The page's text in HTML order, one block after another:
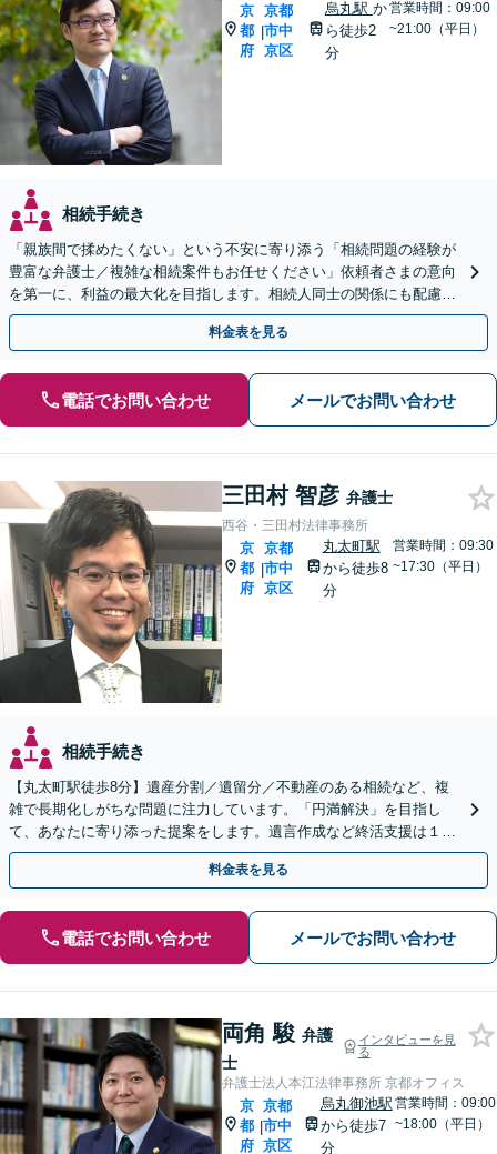
京
都
府
|
京都
市中
京区
烏丸駅 か
ら徒歩2
分
営業時間：09:00
~21:00（平日）
相続手続き
「親族間で揉めたくない」という不安に寄り添う「相続問題の経験が
豊富な弁護士／複雑な相続案件もお任せください」依頼者さまの意向
を第一に、利益の最大化を目指します。相続人同士の関係にも配慮
し、きめ細やかに対応
料金表を見る
電話でお問い合わせ メールでお問い合わせ
三田村 智彦 弁護士
西谷・三田村法律事務所
京
都
府
|
京都
市中
京区
丸太町駅
から徒歩8
分
営業時間：09:30
~17:30（平日）
相続手続き
【丸太町駅徒歩8分】遺産分割／遺留分／不動産のある相続など、複
雑で長期化しがちな問題に注力しています。「円満解決」を目指し
て、あなたに寄り添った提案をします。遺言作成など終活支援は１１
万円（税込）〜。【明瞭会計・スピード対応】【他士業連携】
料金表を見る
電話でお問い合わせ メールでお問い合わせ
両角 駿 弁護
士
インタビューを見
る
弁護士法人本江法律事務所 京都オフィス
京
都
府
|
京都
市中
京区
烏丸御池駅
から徒歩7
分
営業時間：09:00
~18:00（平日）